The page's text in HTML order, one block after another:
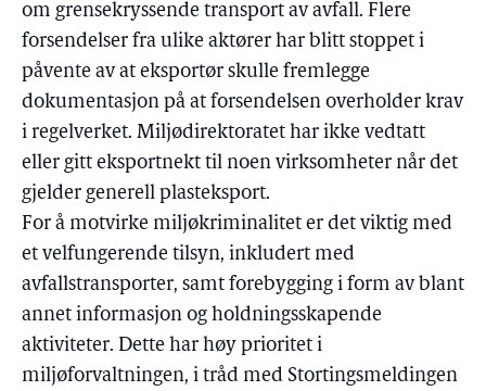
om grensekryssende transport av avfall. Flere
forsendelser fra ulike aktører har blitt stoppet i
påvente av at eksportør skulle fremlegge
dokumentasjon på at forsendelsen overholder krav
i regelverket. Miljødirektoratet har ikke vedtatt
eller gitt eksportnekt til noen virksomheter når det
gjelder generell plasteksport.
For å motvirke miljøkriminalitet er det viktig med
et velfungerende tilsyn, inkludert med
avfallstransporter, samt forebygging i form av blant
annet informasjon og holdningsskapende
aktiviteter. Dette har høy prioritet i
miljøforvaltningen, i tråd med Stortingsmeldingen